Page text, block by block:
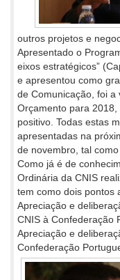
outros projetos e
Apresentado o
eixos estratégicos”
e apresentou como
de Comunicação, foi a
Orçamento para
positivo. Todas estas
apresentadas na
de novembro, tal como
Como já é de
Ordinária da CNIS
tem como dois pontos
Apreciação e
CNIS à Confederação
Apreciação e
Confederação